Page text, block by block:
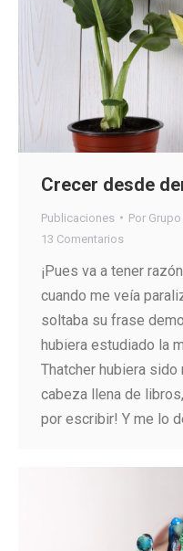
Crecer desde
Publicaciones Por
13 Comentarios
¡Pues va a tener
cuando me veía
soltaba su frase
hubiera estudiado la
Thatcher hubiera
cabeza llena de
por escribir! Y me lo